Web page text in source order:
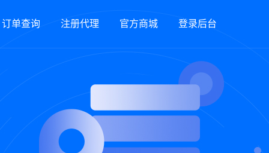
订单查询 注册代理 官方商城 登录后台